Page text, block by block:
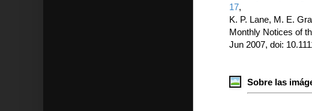
17,
K. P. Lane, M. E.
Monthly Notices of
Jun 2007, doi:
Sobre las